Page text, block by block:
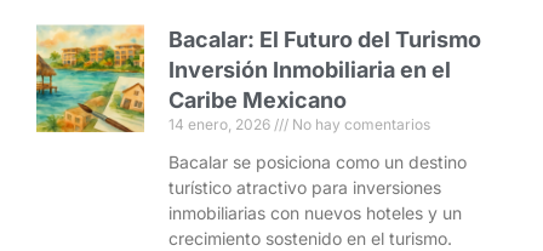
Bacalar: El Futuro del Turismo
Inversión Inmobiliaria en el
Caribe Mexicano
14 enero, 2026 No hay comentarios
Bacalar se posiciona como un destino
turístico atractivo para inversiones
inmobiliarias con nuevos hoteles y un
crecimiento sostenido en el turismo.